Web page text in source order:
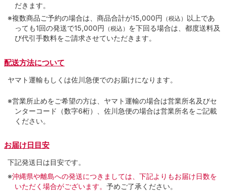
だきます。
※複数商品ご予約の場合は、商品合計が15,000円 （税込） 以上であ
っても1回の発送で15,000円 （税込） を下回る場合は、都度送料及
び代引手数料をご請求させていただきます。
配送方法について
ヤマト運輸もしくは佐川急便でのお届けになります。
※営業所止めをご希望の方は、ヤマト運輸の場合は営業所名及びセ
ンターコード（数字6桁）、佐川急便の場合は営業所名をご記載
ください。
お届け日目安
下記発送日は目安です。
※沖縄県や離島への発送につきましては、下記よりもお届け日数を
いただく場合がございます。 予めご了承ください。